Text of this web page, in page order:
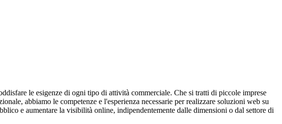
le esigenze di ogni tipo di attività commerciale. Che si tratti di piccole imprese
abbiamo le competenze e l'esperienza necessarie per realizzare soluzioni web su
e aumentare la visibilità online, indipendentemente dalle dimensioni o dal settore di